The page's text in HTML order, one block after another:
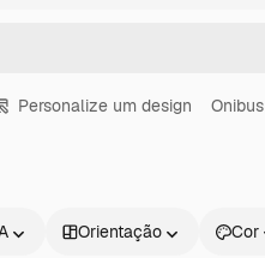
Personalize um design Onibus
Orientação Cor